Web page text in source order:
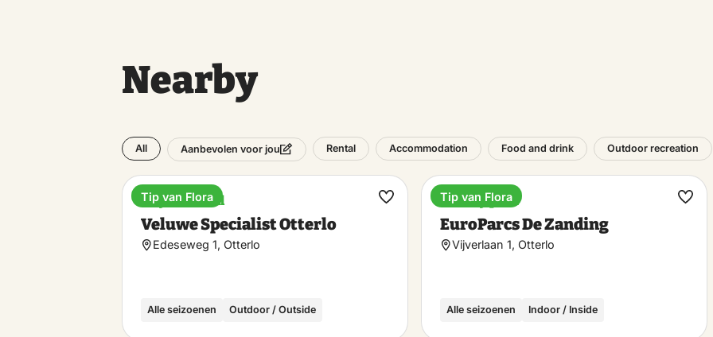
Nearby
All Aanbevolen voor jou Rental Accommodation Food and drink Outdoor recreation
Bicycle rental
Veluwe Specialist Otterlo
Edeseweg 1, Otterlo
Alle seizoenen Outdoor / Outside
Tip van Flora
Make
Holiday park
EuroParcs De Zanding
Vijverlaan 1, Otterlo
Alle seizoenen Indoor / Inside
Tip van Flora